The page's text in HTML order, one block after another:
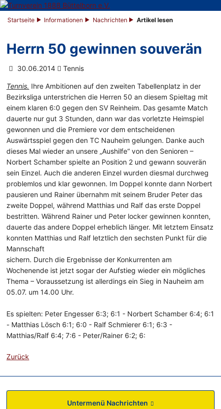
Startseite Informationen Nachrichten Artikel lesen
Herrn 50 gewinnen souverän
30.06.2014 Tennis
Tennis. Ihre Ambitionen auf den zweiten Tabellenplatz in der
Bezirksliga unterstrichen die Herren 50 an diesem Spieltag mit
einem klaren 6:0 gegen den SV Reinheim. Das gesamte Match
dauerte nur gut 3 Stunden, dann war das vorletzte Heimspiel
gewonnen und die Premiere vor dem entscheidenen
Auswärtsspiel gegen den TC Nauheim gelungen. Danke auch
dieses Mal wieder an unsere „Aushilfe“ von den Senioren –
Norbert Schamber spielte an Position 2 und gewann souverän
sein Einzel. Auch die anderen Einzel wurden diesmal durchweg
problemlos und klar gewonnen. Im Doppel konnte dann Norbert
pausieren und Rainer übernahm mit seinem Bruder Peter das
zweite Doppel, während Matthias und Ralf das erste Doppel
bestritten. Während Rainer und Peter locker gewinnen konnten,
dauerte das andere Doppel erheblich länger. Mit letztem Einsatz
konnten Matthias und Ralf letztlich den sechsten Punkt für die
Mannschaft
sichern. Durch die Ergebnisse der Konkurrenten am
Wochenende ist jetzt sogar der Aufstieg wieder ein mögliches
Thema – Voraussetzung ist allerdings ein Sieg in Nauheim am
05.07. um 14.00 Uhr.
Es spielten: Peter Engesser 6:3; 6:1 - Norbert Schamber 6:4; 6:1
- Matthias Lösch 6:1; 6:0 - Ralf Schmierer 6:1; 6:3 -
Matthias/Ralf 6:4; 7:6 - Peter/Rainer 6:2; 6:
Zurück
Untermenü Nachrichten